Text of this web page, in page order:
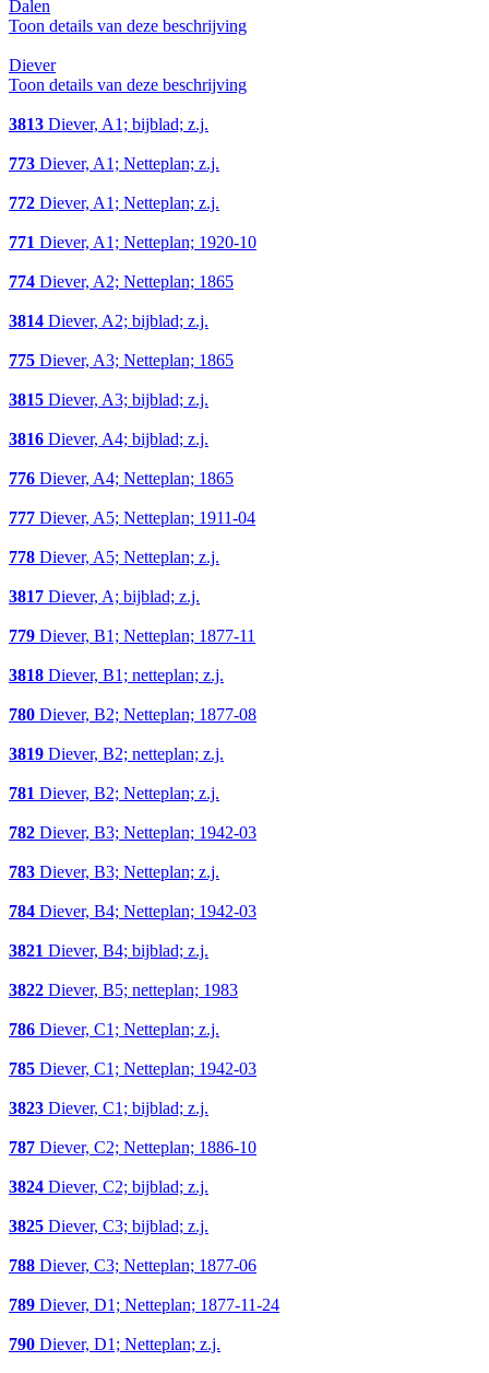
Dalen
Toon details van deze beschrijving
Diever
Toon details van deze beschrijving
3813 Diever, A1; bijblad; z.j.
773 Diever, A1; Netteplan; z.j.
772 Diever, A1; Netteplan; z.j.
771 Diever, A1; Netteplan; 1920-10
774 Diever, A2; Netteplan; 1865
3814 Diever, A2; bijblad; z.j.
775 Diever, A3; Netteplan; 1865
3815 Diever, A3; bijblad; z.j.
3816 Diever, A4; bijblad; z.j.
776 Diever, A4; Netteplan; 1865
777 Diever, A5; Netteplan; 1911-04
778 Diever, A5; Netteplan; z.j.
3817 Diever, A; bijblad; z.j.
779 Diever, B1; Netteplan; 1877-11
3818 Diever, B1; netteplan; z.j.
780 Diever, B2; Netteplan; 1877-08
3819 Diever, B2; netteplan; z.j.
781 Diever, B2; Netteplan; z.j.
782 Diever, B3; Netteplan; 1942-03
783 Diever, B3; Netteplan; z.j.
784 Diever, B4; Netteplan; 1942-03
3821 Diever, B4; bijblad; z.j.
3822 Diever, B5; netteplan; 1983
786 Diever, C1; Netteplan; z.j.
785 Diever, C1; Netteplan; 1942-03
3823 Diever, C1; bijblad; z.j.
787 Diever, C2; Netteplan; 1886-10
3824 Diever, C2; bijblad; z.j.
3825 Diever, C3; bijblad; z.j.
788 Diever, C3; Netteplan; 1877-06
789 Diever, D1; Netteplan; 1877-11-24
790 Diever, D1; Netteplan; z.j.